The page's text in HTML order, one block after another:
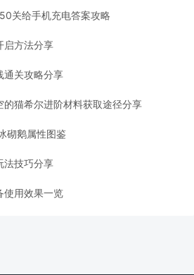
关给手机充电答案攻略
启方法分享
通关攻略分享
的猫希尔进阶材料获取途径分享
砌鹅属性图鉴
法技巧分享
使用效果一览